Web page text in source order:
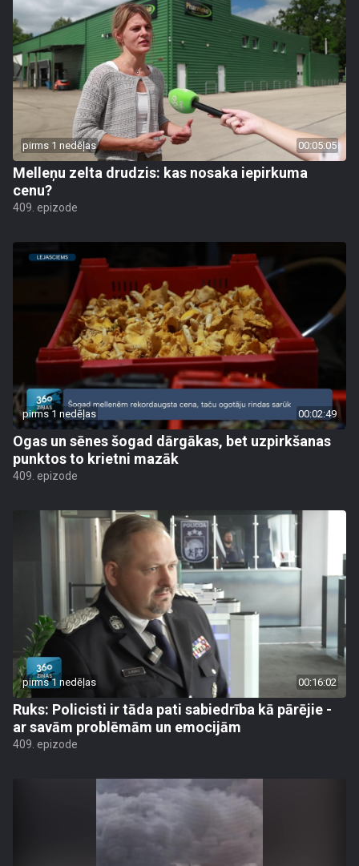
pirms 1 nedēļas 00:05:05
Melleņu zelta drudzis: kas nosaka iepirkuma
cenu?
409. epizode
pirms 1 nedēļas 00:02:49
Ogas un sēnes šogad dārgākas, bet uzpirkšanas
punktos to krietni mazāk
409. epizode
pirms 1 nedēļas 00:16:02
Ruks: Policisti ir tāda pati sabiedrība kā pārējie -
ar savām problēmām un emocijām
409. epizode